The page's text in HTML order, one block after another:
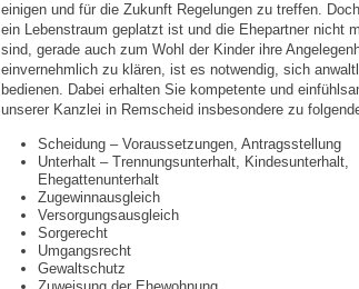
einigen und für die Zukunft Regelungen zu treffen.
ein Lebenstraum geplatzt ist und die Ehepartner nicht
sind, gerade auch zum Wohl der Kinder ihre
einvernehmlich zu klären, ist es notwendig, sich
bedienen. Dabei erhalten Sie kompetente und
unserer Kanzlei in Remscheid insbesondere zu
Scheidung – Voraussetzungen, Antragsstellung
Unterhalt – Trennungsunterhalt, Kindesunterhalt,
Ehegattenunterhalt
Zugewinnausgleich
Versorgungsausgleich
Sorgerecht
Umgangsrecht
Gewaltschutz